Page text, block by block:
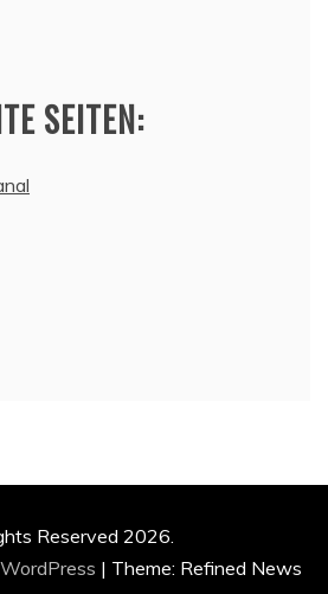
SEITEN:
Reserved 2026.
| Theme: Refined News